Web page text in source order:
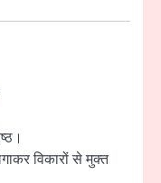
विकारों से मुक्त